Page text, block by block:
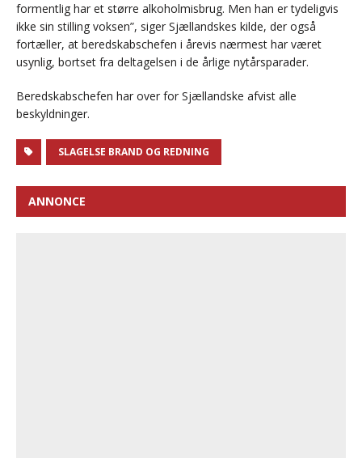
formentlig har et større alkoholmisbrug. Men han er tydeligvis
ikke sin stilling voksen”, siger Sjællandskes kilde, der også
fortæller, at beredskabschefen i årevis nærmest har været
usynlig, bortset fra deltagelsen i de årlige nytårsparader.
Beredskabschefen har over for Sjællandske afvist alle
beskyldninger.
SLAGELSE BRAND OG REDNING
ANNONCE